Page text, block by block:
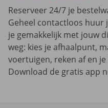
Reserveer 24/7 je
Geheel contactloos huur
je gemakkelijk met jouw
weg: kies je afhaalpunt,
voertuigen, reken af en
Download de gratis app